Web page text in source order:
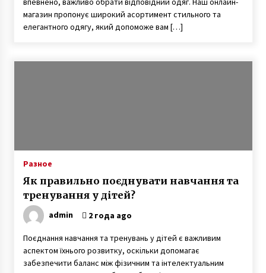
магазин пропонує широкий асортимент стильного та
елегантного одягу, який допоможе вам […]
Разное
Як правильно поєднувати навчання та
тренування у дітей?
admin 2 года ago
Поєднання навчання та тренувань у дітей є важливим
аспектом їхнього розвитку, оскільки допомагає
забезпечити баланс між фізичним та інтелектуальним